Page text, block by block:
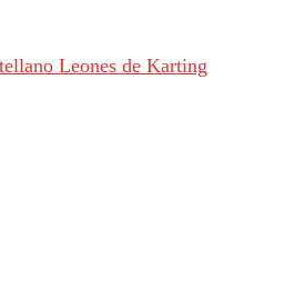
Leones de Karting